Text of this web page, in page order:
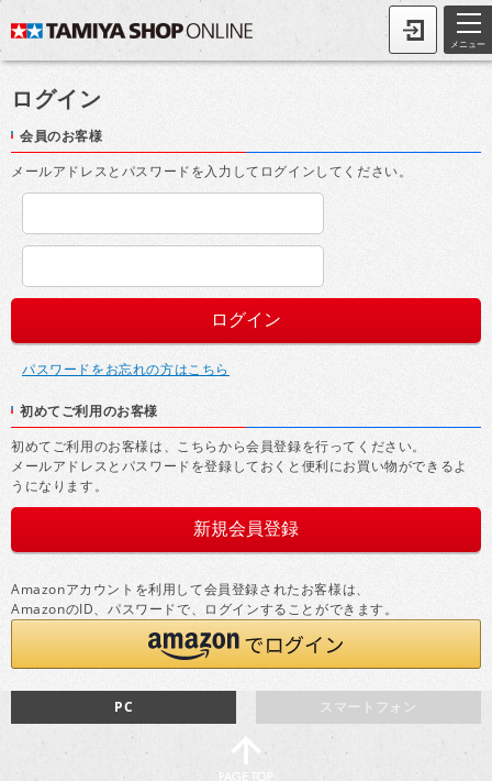
メニュー
ログイン
会員のお客様
メールアドレスとパスワードを入力してログインしてください。
パスワードをお忘れの方はこちら
初めてご利用のお客様
初めてご利用のお客様は、こちらから会員登録を行ってください。
メールアドレスとパスワードを登録しておくと便利にお買い物ができるよ
うになります。
Amazonアカウントを利用して会員登録されたお客様は、
AmazonのID、パスワードで、ログインすることができます。
スマートフォン
PC